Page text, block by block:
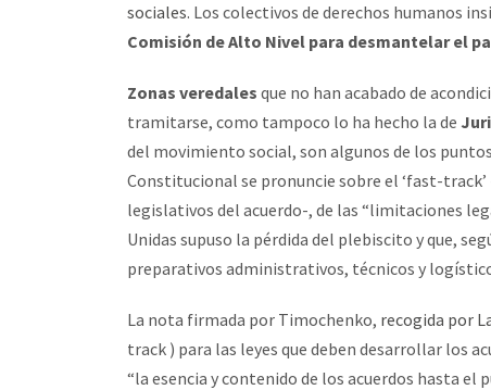
sociales. Los colectivos de derechos humanos
Comisión de Alto Nivel para desmantelar el
Zonas veredales que no han acabado de
tramitarse, como tampoco lo ha hecho la de
del movimiento social, son algunos de los
Constitucional se pronuncie sobre el ‘fast-
legislativos del acuerdo-, de las “limitaciones
Unidas supuso la pérdida del plebiscito y que,
preparativos administrativos, técnicos y
La nota firmada por Timochenko, recogida por
track ) para las leyes que deben desarrollar los
“la esencia y contenido de los acuerdos hasta el